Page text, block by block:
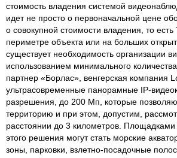
стоимость владения системой
идет не просто о первоначальной цене
о совокупной стоимости владения, то
периметре объекта или на больших
существует необходимость организации
использованием минимального
партнер «Борлас», венгерская компания
ультрасовременные панорамные IP-
разрешения, до 200 Мп, которые
территорию и при этом, допустим,
расстоянии до 3 километров. Площадками
этого решения могут стать морские
зоны, парковки, взлетно-посадочные